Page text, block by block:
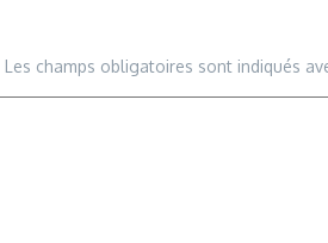
Les champs obligatoires sont indiqués